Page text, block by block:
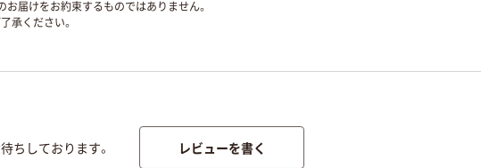
お届けをお約束するものではありません。
承ください。
ちしております。 レビューを書く